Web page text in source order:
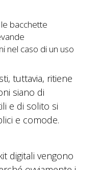
bacchette
nel caso di un uso
tuttavia, ritiene
siano di
e di solito si
e comode.
digitali vengono